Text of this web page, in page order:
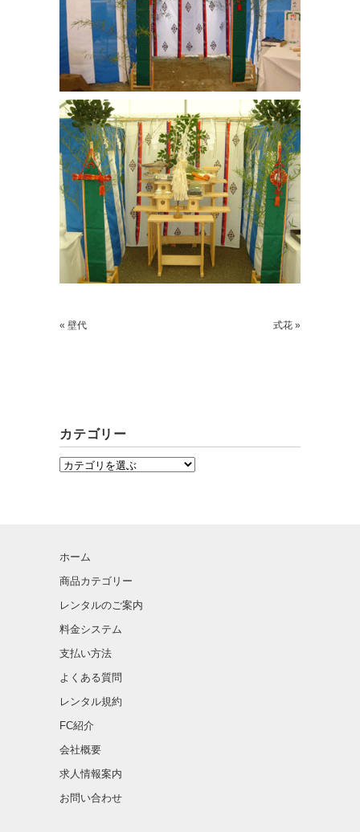
« 壁代 式花 »
カテゴリー
ホーム
商品カテゴリー
レンタルのご案内
料金システム
支払い方法
よくある質問
レンタル規約
FC紹介
会社概要
求人情報案内
お問い合わせ